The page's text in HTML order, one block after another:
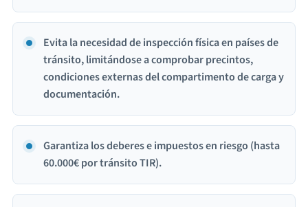
Evita la necesidad de inspección física en países de
tránsito, limitándose a comprobar precintos,
condiciones externas del compartimento de carga y
documentación.
Garantiza los deberes e impuestos en riesgo (hasta
60.000€ por tránsito TIR).